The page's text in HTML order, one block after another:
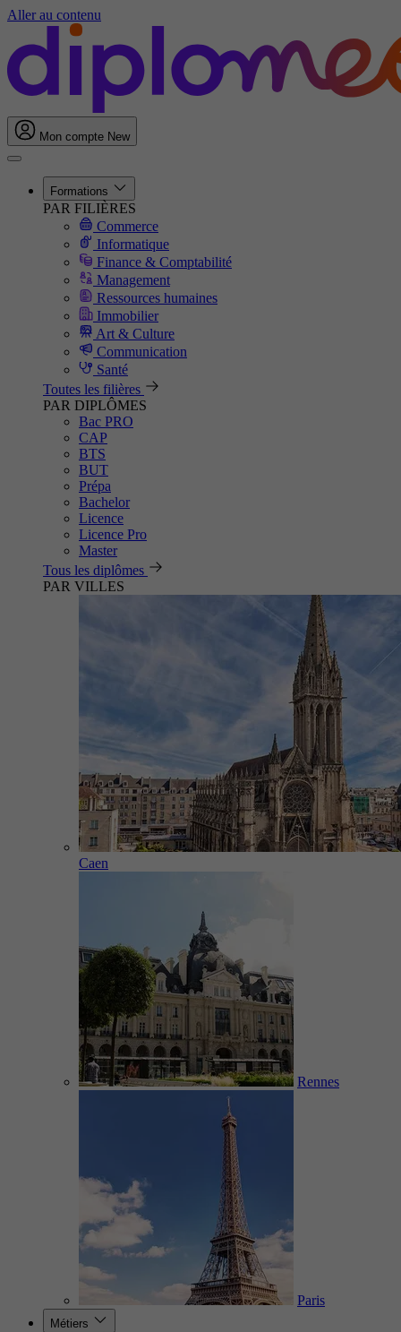
Aller au contenu
Mon compte New
Formations
PAR FILIÈRES
Commerce
Informatique
Finance & Comptabilité
Management
Ressources humaines
Immobilier
Art & Culture
Communication
Santé
Toutes les filières
PAR DIPLÔMES
Bac PRO
CAP
BTS
BUT
Prépa
Bachelor
Licence
Licence Pro
Master
Tous les diplômes
PAR VILLES
Caen
Rennes
Paris
Métiers